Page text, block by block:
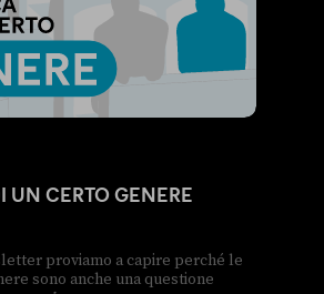
UN CERTO GENERE
proviamo a capire perché le
sono anche una questione